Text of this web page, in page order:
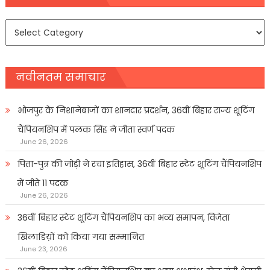
समाचार
नवीनतम समाचार
भोजपुर के निशानेबाजों का शानदार प्रदर्शन, 36वीं बिहार राज्य शूटिंग
चैंपियनशिप में पलक सिंह ने जीता स्वर्ण पदक
June 26, 2026
पिता-पुत्र की जोड़ी ने रचा इतिहास, 36वीं बिहार स्टेट शूटिंग चैंपियनशिप
में जीते 11 पदक
June 26, 2026
36वीं बिहार स्टेट शूटिंग चैंपियनशिप का भव्य समापन, विजेता
खिलाडिय़ों को किया गया सम्मानित
June 23, 2026